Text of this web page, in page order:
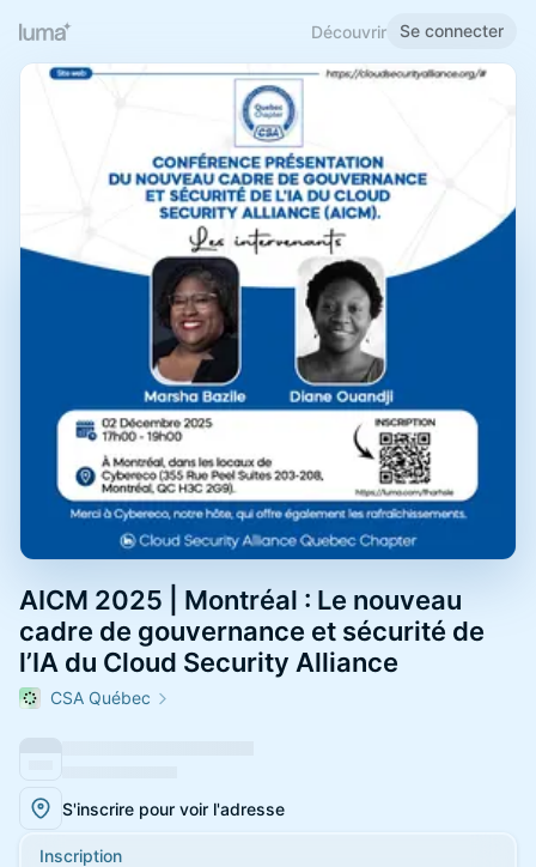
Découvrir Se connecter
AICM 2025 | Montréal : Le nouveau
cadre de gouvernance et sécurité de
l’IA du Cloud Security Alliance
CSA Québec
S'inscrire pour voir l'adresse
Inscription